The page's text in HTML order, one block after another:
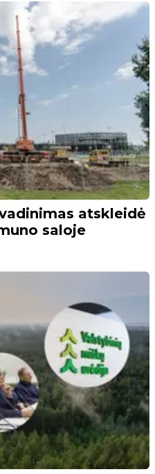
atskleidė
saloje